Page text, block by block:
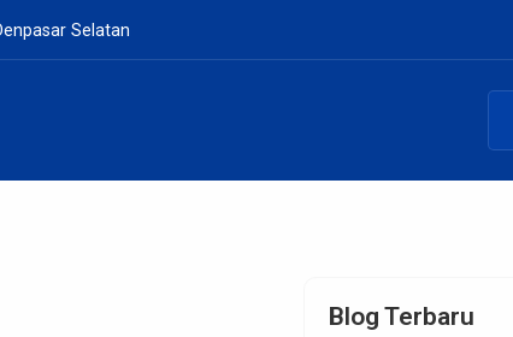
Selatan
Blog Terbaru